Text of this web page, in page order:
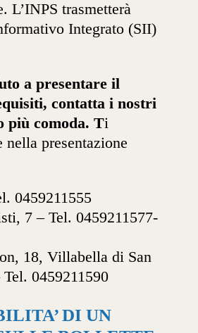
L’INPS trasmetterà
Integrato (SII)
a presentare il
, contatta i nostri
più comoda. Ti
nella presentazione
0459211555
7 – Tel. 0459211577-
18, Villabella di San
0459211590
DI UN